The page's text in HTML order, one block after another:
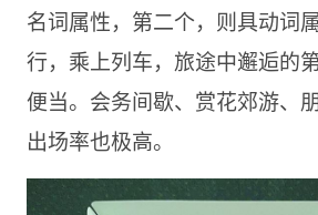
名词属性，第二个，则具动词
行，乘上列车，旅途中邂逅的
便当。会务间歇、赏花郊游、
出场率也极高。